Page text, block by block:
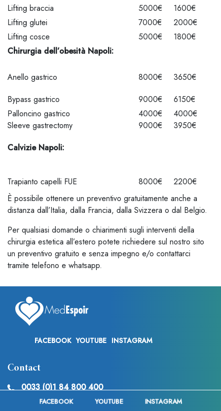
Lifting braccia
5000€
1600€
Lifting glutei
7000€
2000€
Lifting cosce
5000€
1800€
Chirurgia dell’obesità Napoli:
Anello gastrico 8000€
3650€
Bypass gastrico
9000€
6150€
Palloncino gastrico
Sleeve gastrectomy
4000€
9000€
4000€
3950€
Calvizie Napoli:
Trapianto capelli FUE 8000€
2200€
È possibile ottenere un preventivo gratuitamente anche a
distanza dall’Italia, dalla Francia, dalla Svizzera o dal Belgio.
Per qualsiasi domande o chiarimenti sugli interventi della
chirurgia estetica all’estero potete richiedere sul nostro sito
un preventivo gratuito e senza impegno e/o contattarci
tramite telefono e whatsapp.
FACEBOOK YOUTUBE INSTAGRAM
Contact
0033 (0)1 84 800 400
+33 6 35 23 57 12
FACEBOOK YOUTUBE INSTAGRAM